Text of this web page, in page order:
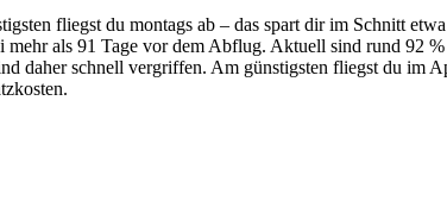
fliegst du montags ab – das spart dir im Schnitt
mehr als 91 Tage vor dem Abflug. Aktuell sind rund
daher schnell vergriffen. Am günstigsten fliegst du